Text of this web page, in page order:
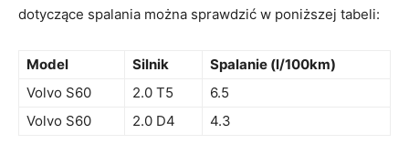
dotyczące spalania można sprawdzić w poniższej tabeli:
Model Silnik
Spalanie (l/100km)
Volvo⁢ S60
2.0 T5
6.5
Volvo ⁣S60
2.0 D4 4.3